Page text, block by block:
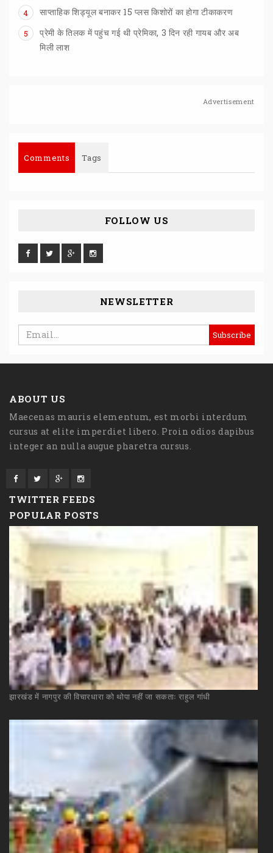
4 साप्ताहिकशिड्यूलबनाकर 15 प्लसकिशोरों काहोगाटीकाकरण
5
प्रेमी के तिलक में पहुंच गई थी प्रेमिका, 3 दिन रही गायब और अब
मिली लाश
Advertisement
Comments Tags
FOLLOW US
NEWSLETTER
ABOUT US
Maecenas mauris elementum, est morbi interdum
cursus at elite imperdiet libero. Proin odios dapibus
integer an nulla augue pharetra cursus.
TWITTER FEEDS
POPULAR POSTS
झारखंड में नागपुर की विचारधारा को थोपा नहीं जा सकताः राहुल गांधी